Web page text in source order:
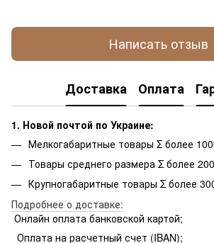
Написать отзыв
Доставка Оплата
1. Новой почтой по Украине:
Мелкогабаритные товары Σ более
Товары среднего размера Σ более
Крупногабаритные товары Σ более
Подробнее о доставке:
Онлайн оплата банковской картой;
Оплата на расчетный счет (IBAN);